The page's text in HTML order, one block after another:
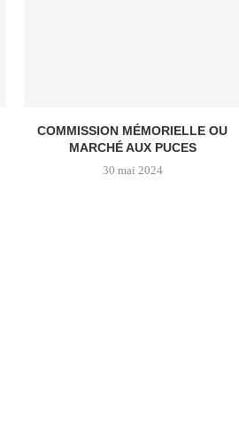
COMMISSION MÉMORIELLE OU
MARCHÉ AUX PUCES
30 mai 2024